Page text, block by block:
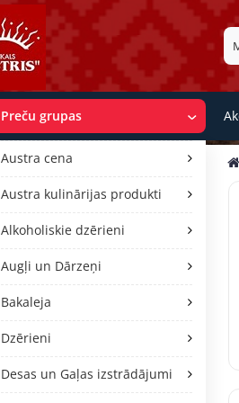
Preču grupas
Austra cena
Austra kulinārijas produkti
Alkoholiskie dzērieni
Augļi un Dārzeņi
Bakaleja
Dzērieni
Desas un Gaļas izstrādājumi